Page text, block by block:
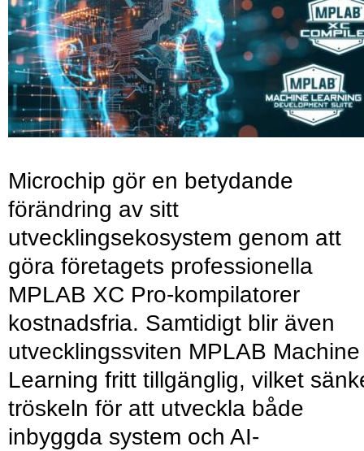
Microchip gör en betydande
förändring av sitt
utvecklingsekosystem genom att
göra företagets professionella
MPLAB XC Pro-kompilatorer
kostnadsfria. Samtidigt blir även
utvecklingssviten MPLAB Machine
Learning fritt tillgänglig, vilket
tröskeln för att utveckla både
inbyggda system och AI-